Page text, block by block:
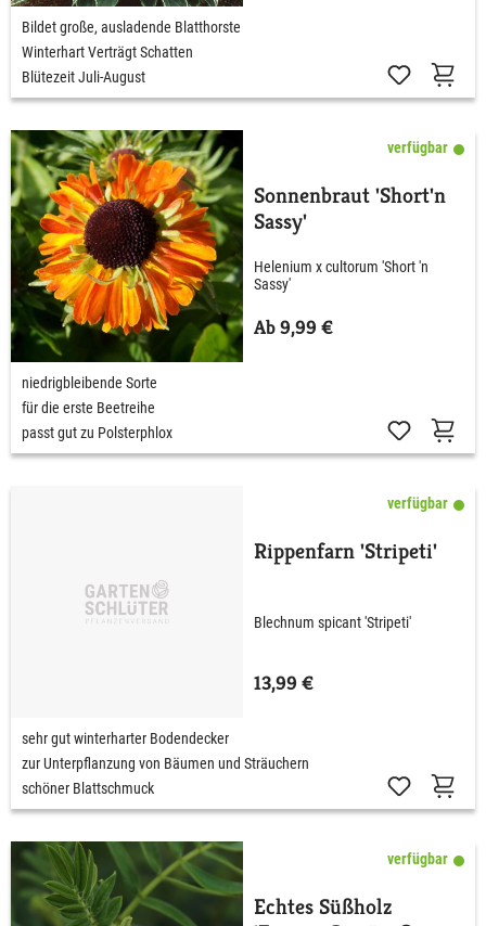
Bildet große, ausladende Blatthorste
Winterhart Verträgt Schatten
Blütezeit Juli-August
verfügbar
Sonnenbraut 'Short'n
Sassy'
Helenium x cultorum 'Short 'n
Sassy'
Ab 9,99 €
niedrigbleibende Sorte
für die erste Beetreihe
passt gut zu Polsterphlox
verfügbar
Rippenfarn 'Stripeti'
Blechnum spicant 'Stripeti'
13,99 €
sehr gut winterharter Bodendecker
zur Unterpflanzung von Bäumen und Sträuchern
schöner Blattschmuck
verfügbar
Echtes Süßholz